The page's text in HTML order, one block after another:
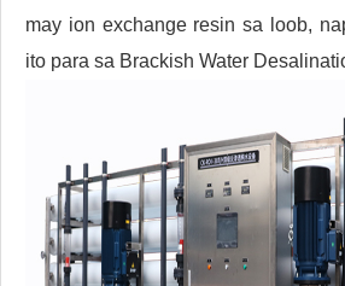
may ion exchange resin sa loob,
ito para sa Brackish Water